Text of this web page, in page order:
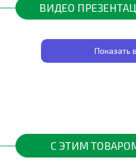
регулируемая, на 4
достаточную
300 мм и ширине 200 мм, а
ВИДЕО
Показать
С ЭТИМ